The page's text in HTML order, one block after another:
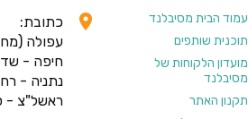
כתובת:
עפולה
חיפה - שד'
נתניה - רח'
ראשל"צ -
עמוד הבית מסיבלנד
תוכנית שותפים
מועדון הלקוחות של
מסיבלנד
תקנון האתר